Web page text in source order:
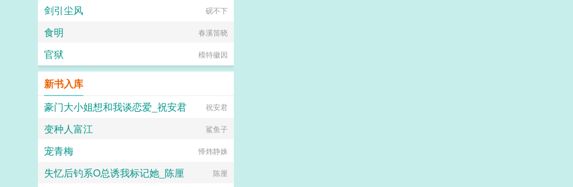
剑引尘风 砚不下
食明 春溪笛晓
官狱 模特徽因
新书入库
豪门大小姐想和我谈恋爱_祝安君
祝安君
变种人富江 鲨鱼子
宠青梅 怿炜静姝
失忆后钓系O总诱我标记她_陈厘 陈厘